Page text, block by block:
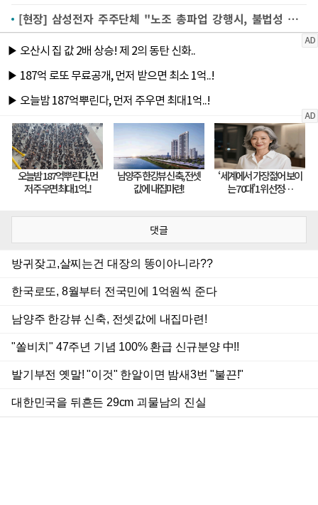
[현장] 삼성전자 주주단체 "노조 총파업 강행시, 불법성 따지고 소송·집회 나설 것"
댓글